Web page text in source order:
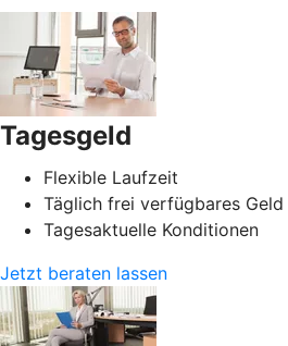
Tagesgeld
Flexible Laufzeit
Täglich frei verfügbares Geld
Tagesaktuelle Konditionen
Jetzt beraten lassen